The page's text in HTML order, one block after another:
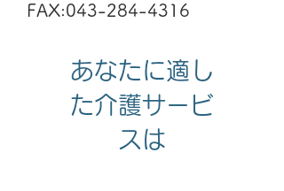
FAX:043-284-4316
あなたに適し
た介護サービ
スは